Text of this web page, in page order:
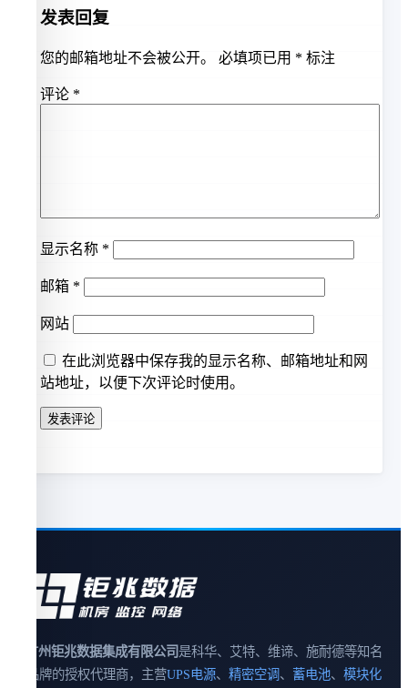
发表回复
您的邮箱地址不会被公开。 必填项已用 * 标注
评论 *
显示名称 *
邮箱 *
网站
在此浏览器中保存我的显示名称、邮箱地址和网
站地址，以便下次评论时使用。
广州钜兆数据集成有限公司 是科华、艾特、维谛、施耐德等知名
品牌的授权代理商，主营UPS电源、 精密空调、 蓄电池、 模块化